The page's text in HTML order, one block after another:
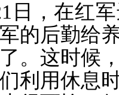
日，在红
的后勤给
。这时候
利用休息